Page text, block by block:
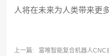
人将在未来为人类带来更
上一篇: 富唯智能复合机器人CNC